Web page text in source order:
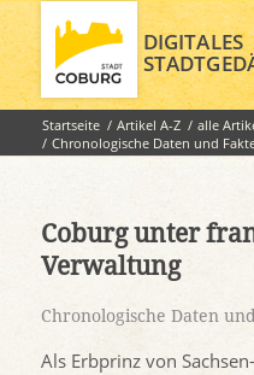
DIGITALES
Startseite / Artikel A-Z / alle
/ Chronologische Daten und
Coburg unter französischer
Coburg unter
Verwaltung
Chronologische Daten
Als Erbprinz von